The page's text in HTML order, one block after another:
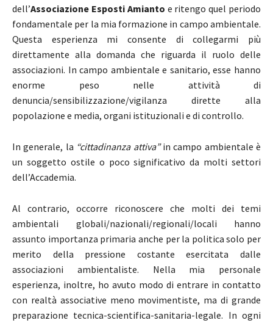
dell’Associazione Esposti Amianto e ritengo quel periodo
fondamentale per la mia formazione in campo ambientale.
Questa esperienza mi consente di collegarmi più
direttamente alla domanda che riguarda il ruolo delle
associazioni. In campo ambientale e sanitario, esse hanno
enorme peso nelle attività di
denuncia/sensibilizzazione/vigilanza dirette alla
popolazione e media, organi istituzionali e di controllo.
In generale, la “cittadinanza attiva”in campo ambientale è
un soggetto ostile o poco significativo da molti settori
dell’Accademia.
Al contrario, occorre riconoscere che molti dei temi
ambientali globali/nazionali/regionali/locali hanno
assunto importanza primaria anche per la politica solo per
merito della pressione costante esercitata dalle
associazioni ambientaliste. Nella mia personale
esperienza, inoltre, ho avuto modo di entrare in contatto
con realtà associative meno movimentiste, ma di grande
preparazione tecnica-scientifica-sanitaria-legale. In ogni